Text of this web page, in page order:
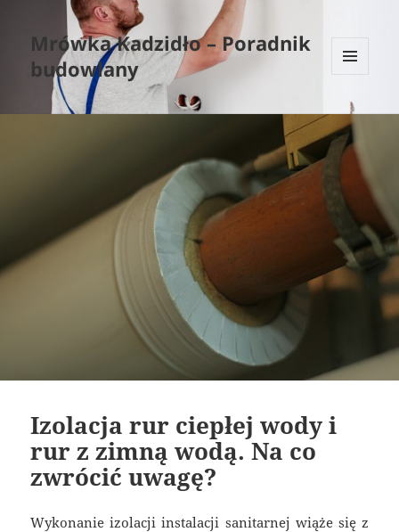
Mrówka Kadzidło – Poradnik
budowlany
WIDGETY
Izolacja rur ciepłej wody i
rur z zimną wodą. Na co
zwrócić uwagę?
Wykonanie izolacji instalacji sanitarnej wiąże się z